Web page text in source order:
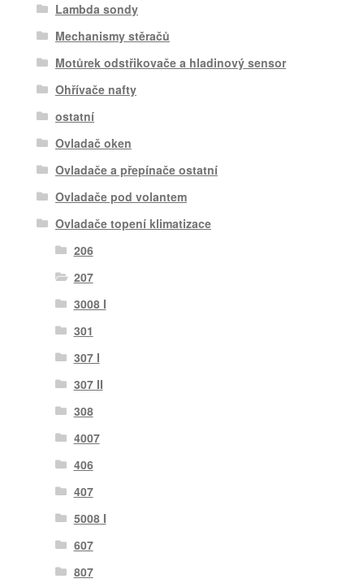
Lambda sondy
Mechanismy stěračů
Motůrek odstřikovače a hladinový sensor
Ohřívače nafty
ostatní
Ovladač oken
Ovladače a přepínače ostatní
Ovladače pod volantem
Ovladače topení klimatizace
206
207
3008 I
301
307 I
307 II
308
4007
406
407
5008 I
607
807